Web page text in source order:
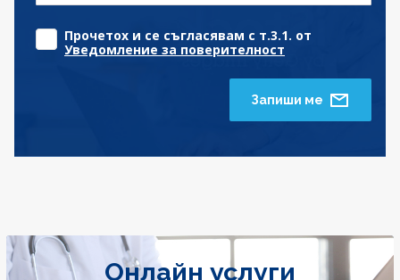
Прочетох и се съгласявам с т.3.1. от
Уведомление за поверителност
Запиши ме
Онлайн услуги